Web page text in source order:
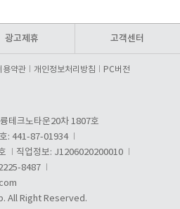
광고제휴 고객센터
용약관 개인정보처리방침 PC버전
테크노타운20차 1807호
: 441-87-01934
직업정보: J1206020200010
8487
All Right Reserved.